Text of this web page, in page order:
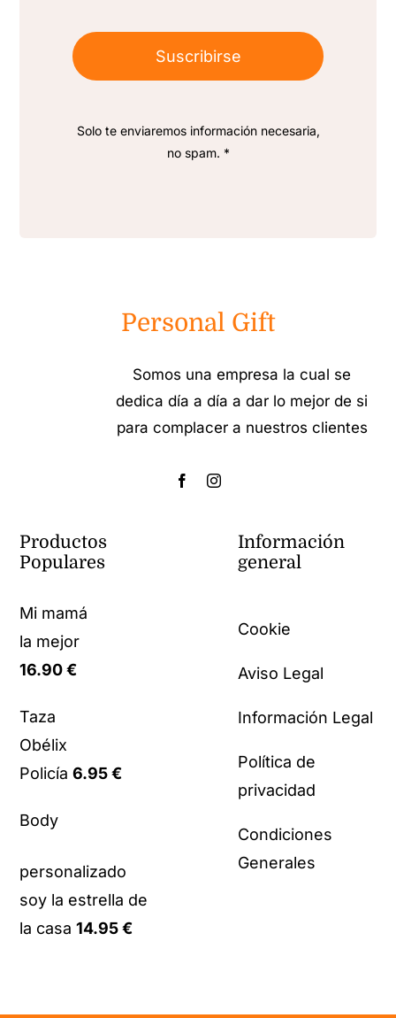
Suscribirse
Solo te enviaremos información necesaria,
no spam. *
Personal Gift
Somos una empresa la cual se
dedica día a día a dar lo mejor de si
para complacer a nuestros clientes
Productos
Populares
Mi mamá
la mejor
16.90€
Taza
Obélix
Policía 6.95€
Body
personalizado
soy la estrella de
la casa 14.95€
Información
general
Cookie
Aviso Legal
Información Legal
Política de
privacidad
Condiciones
Generales